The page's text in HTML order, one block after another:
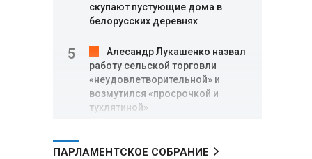
скупают пустующие дома в
белорусских деревнях
Алесандр Лукашенко назвал
работу сельской торговли
«неудовлетворительной» и
возмутился «просрочкой и
тухлятиной»
Совбезом дополнительные
ПАРЛАМЕНТСКОЕ СОБРАНИЕ